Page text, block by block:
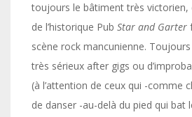
toujours le bâtiment très victorien,
de l’historique Pub Star and Garter
scène rock mancunienne.
très sérieux after gigs ou
(à l’attention de ceux qui -comme
de danser -au-delà du pied qui bat